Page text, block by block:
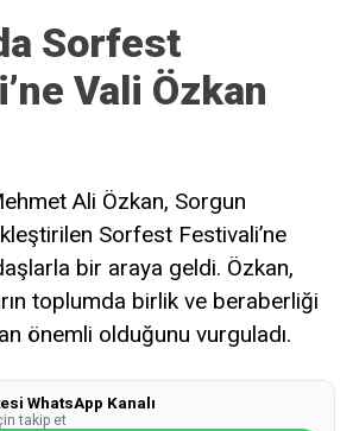
Sorfest
Vali Özkan
Ali Özkan, Sorgun
Sorfest Festivali’ne
bir araya geldi. Özkan,
toplumda birlik ve beraberliği
önemli olduğunu vurguladı.
WhatsApp Kanalı
takip et